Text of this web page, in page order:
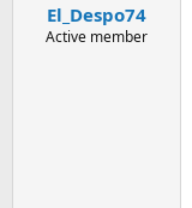
a
m
El_Despo74
Active member